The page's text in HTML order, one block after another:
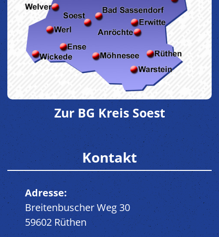
Zur BG Kreis Soest
Kontakt
Adresse:
Breitenbuscher Weg 30
59602 Rüthen